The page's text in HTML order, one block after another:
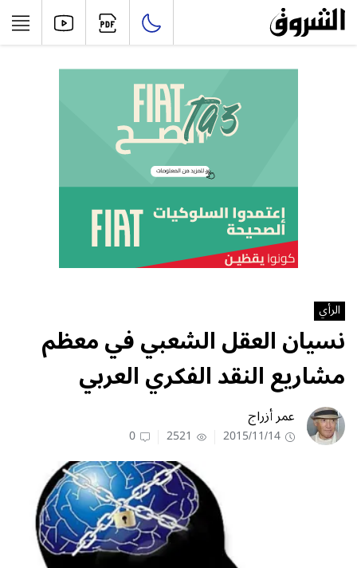
الرأي
نسيان العقل الشعبي‮ ‬في‮ ‬معظم
مشاريع النقد الفكري‮ ‬العربي
عمر أزراج
2015/11/14
2521
0